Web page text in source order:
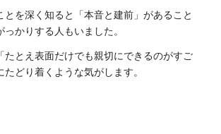
とを深く知ると「本音‬‭と建前」があること
かりする人もいました。
たとえ表面だけでも親切に‬‭できるのがすご
どり着くような気がします。